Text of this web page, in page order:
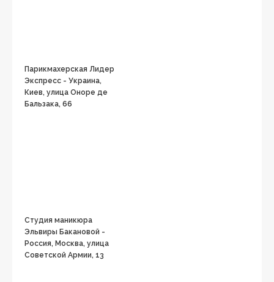
Парикмахерская Лидер
Экспресс - Украина,
Киев, улица Оноре де
Бальзака, 66
Студия маникюра
Эльвиры Бакановой -
Россия, Москва, улица
Советской Армии, 13